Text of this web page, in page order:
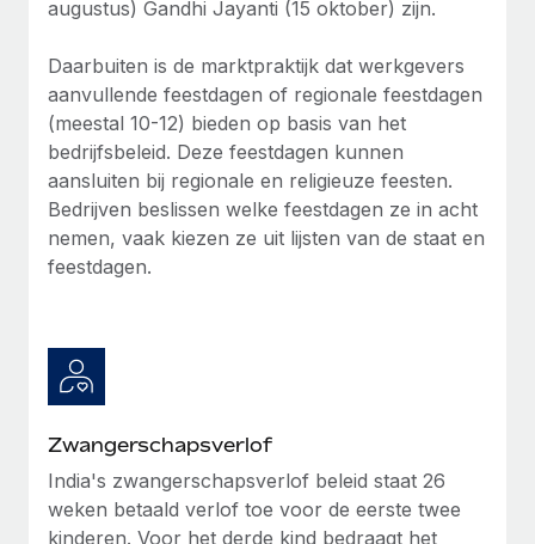
Eenvoudig secundaire arbeidsvoorwaarden
beheren
Productupdates van Remote: Gusto- en Xero-
integraties en Contractor Management Plus
Het blijft de missie van Remote om alle soorten bedrijven
te helpen bij het aannemen, beheren en...
Meer informatie
beheert met Remote
Phiture, een toonaangevende leider in de wereldwijde
Meer informatie
augustus) Gandhi Jayanti (15 oktober) zijn.
Daarbuiten is de marktpraktijk dat werkgevers
aanvullende feestdagen of regionale feestdagen
(meestal 10-12) bieden op basis van het
bedrijfsbeleid. Deze feestdagen kunnen
aansluiten bij regionale en religieuze feesten.
Bedrijven beslissen welke feestdagen ze in acht
nemen, vaak kiezen ze uit lijsten van de staat en
feestdagen.
Zwangerschapsverlof
India's zwangerschapsverlof beleid staat 26
weken betaald verlof toe voor de eerste twee
kinderen. Voor het derde kind bedraagt het